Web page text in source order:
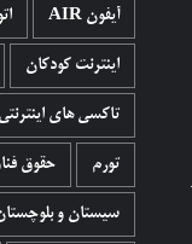
آیفون AIR
اینترنت کودکان
تاکسی های اینترنتی
تورم حقوق
سیستان و